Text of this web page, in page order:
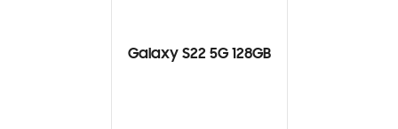
Galaxy S22 5G 128GB